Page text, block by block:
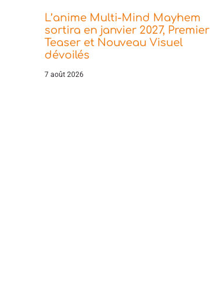
L’anime Multi-Mind Mayhem
sortira en janvier 2027, Premier
Teaser et Nouveau Visuel
dévoilés
7 août 2026